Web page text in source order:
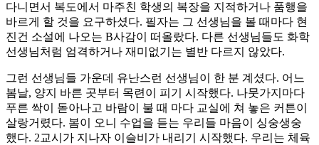
다니면서 복도에서 마주친 학생의 복장을 지적하거나 품행을
바르게 할 것을 요구하셨다. 필자는 그 선생님을 볼 때마다 현
진건 소설에 나오는 B사감이 떠올랐다. 다른 선생님들도 화학
선생님처럼 엄격하거나 재미없기는 별반 다르지 않았다.
그런 선생님들 가운데 유난스런 선생님이 한 분 계셨다. 어느
봄날, 양지 바른 곳부터 목련이 피기 시작했다. 나뭇가지마다
푸른 싹이 돋아나고 바람이 불 때 마다 교실에 쳐 놓은 커튼이
살랑거렸다. 봄이 오니 수업을 듣는 우리들 마음이 싱숭생숭
했다. 2교시가 지나자 이슬비가 내리기 시작했다. 우리는 체육